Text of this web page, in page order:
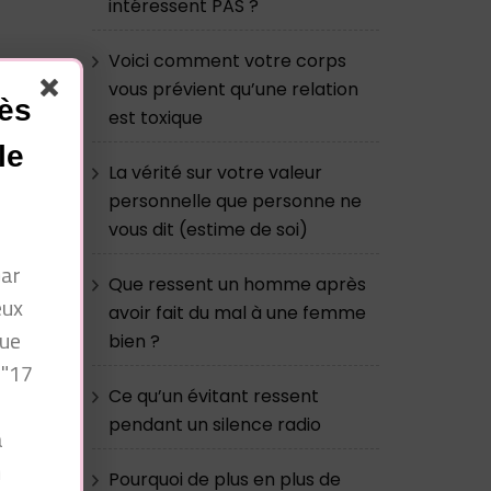
intéressent PAS ?
Voici comment votre corps
vous prévient qu’une relation
est toxique
La vérité sur votre valeur
personnelle que personne ne
vous dit (estime de soi)
Que ressent un homme après
avoir fait du mal à une femme
bien ?
Ce qu’un évitant ressent
pendant un silence radio
Pourquoi de plus en plus de